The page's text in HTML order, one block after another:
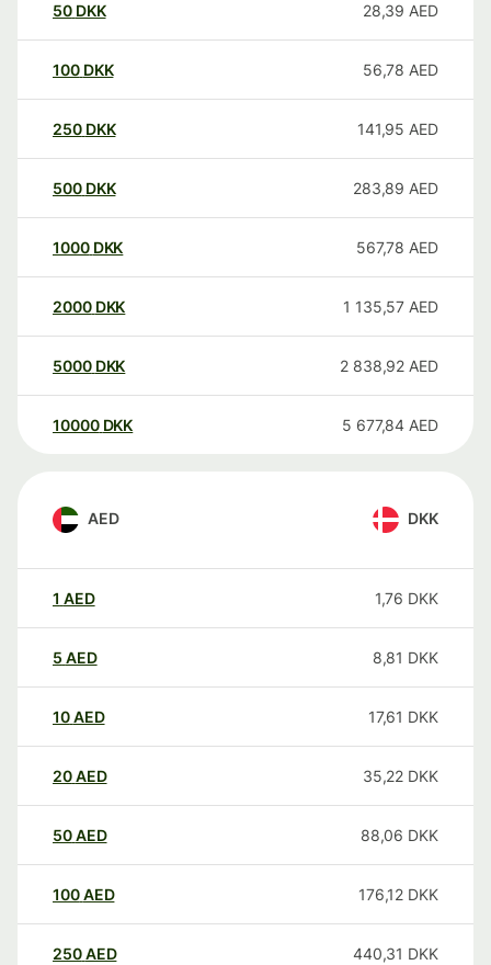
50 DKK 28,39 AED
100 DKK 56,78 AED
250 DKK 141,95 AED
500 DKK 283,89 AED
1000 DKK 567,78 AED
2000 DKK 1 135,57 AED
5000 DKK 2 838,92 AED
10000 DKK 5 677,84 AED
AED DKK
1 AED 1,76 DKK
5 AED 8,81 DKK
10AED 17,61 DKK
20AED 35,22 DKK
50AED 88,06 DKK
100AED 176,12 DKK
250AED 440,31 DKK